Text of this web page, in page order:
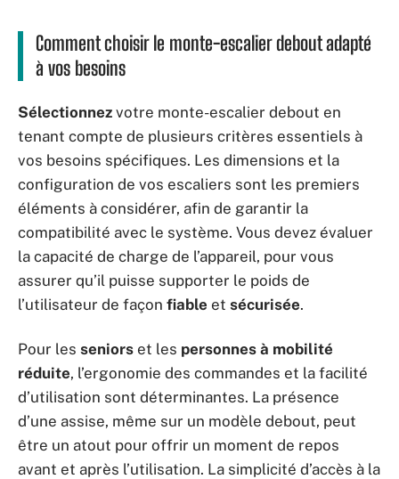
Comment choisir le monte-escalier debout adapté
à vos besoins
Sélectionnez votre monte-escalier debout en
tenant compte de plusieurs critères essentiels à
vos besoins spécifiques. Les dimensions et la
configuration de vos escaliers sont les premiers
éléments à considérer, afin de garantir la
compatibilité avec le système. Vous devez évaluer
la capacité de charge de l’appareil, pour vous
assurer qu’il puisse supporter le poids de
l’utilisateur de façon fiable et sécurisée.
Pour les seniors et les personnes à mobilité
réduite, l’ergonomie des commandes et la facilité
d’utilisation sont déterminantes. La présence
d’une assise, même sur un modèle debout, peut
être un atout pour offrir un moment de repos
avant et après l’utilisation. La simplicité d’accès à la